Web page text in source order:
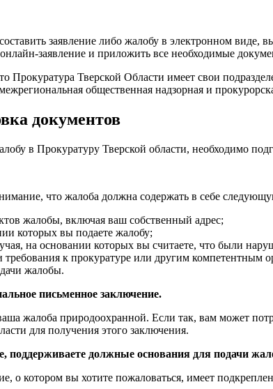
заявление либо жалобу в электронном виде,
заявление и приложить все необходимые
Прокуратура Тверской Области имеет свои
общественная надзорная и
документов
в Прокуратуру Тверской области, необходимо
что жалоба должна содержать в себе
жалобы, включая ваш собственный адрес;
которых вы подаете жалобу;
на основании которых вы считаете, что были
к прокуратуре или другим компетентным
жалобы.
письменное заключение.
жалоба природоохранной. Если так, вам может
для получения этого заключения.
поддерживаете должные основания для подачи
о котором вы хотите пожаловаться, имеет